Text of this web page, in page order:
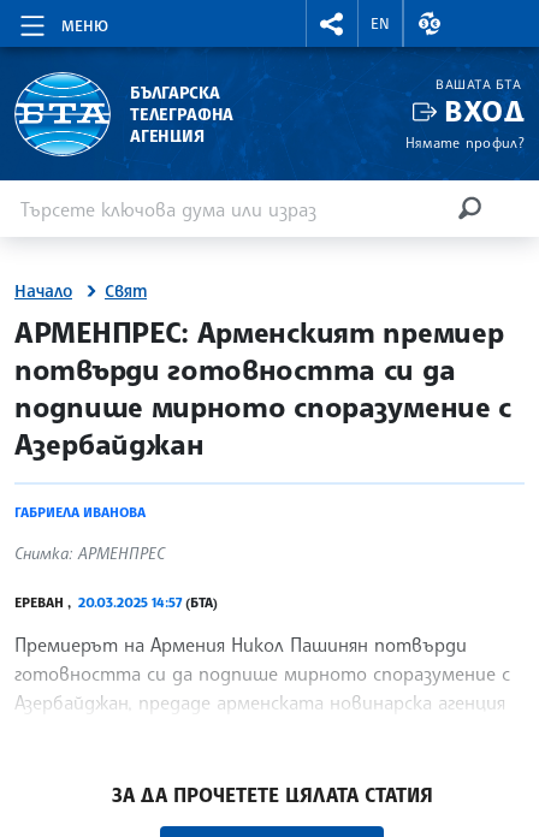
МЕНЮ
RIGHTMENU.SOCIAL
EN
ВАЛУТНИ
БЪЛГАРСКА
ТЕЛЕГРАФНА
АГЕНЦИЯ
ВАШАТА БТА
ВХОД
Нямате профил?
Начало Свят
site.bta
АРМЕНПРЕС: Арменският премиер
потвърди готовността си да
подпише мирното споразумение с
Азербайджан
ГАБРИЕЛА ИВАНОВА
Снимка: АРМЕНПРЕС
ЕРЕВАН , 20.03.2025 14:57(БТА)
Премиерът на Армения Никол Пашинян потвърди
готовността си да подпише мирното споразумение с
Азербайджан, предаде арменската новинарска агенция
ЗА ДА ПРОЧЕТЕТЕ ЦЯЛАТА СТАТИЯ